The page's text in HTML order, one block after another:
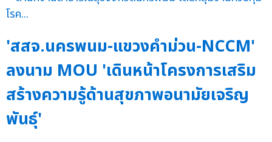
'สสจ.นครพนม-แขวงคำม่วน-NCCM'
ลงนาม MOU 'เดินหน้าโครงการเสริม
สร้างความรู้ด้านสุขภาพอนามัยเจริญ
พันธุ์'